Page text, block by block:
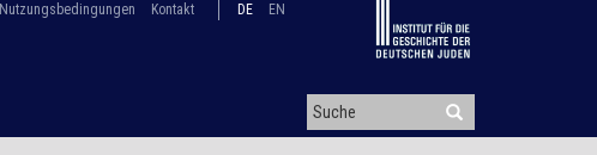
Nutzungsbedingungen Kontakt DE EN